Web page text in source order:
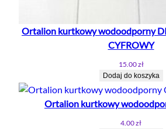
Ortalion kurtkowy wodoodporny
CYFROWY
15.00zł
Dodaj do koszyka
Ortalion kurtkowy
4.00zł